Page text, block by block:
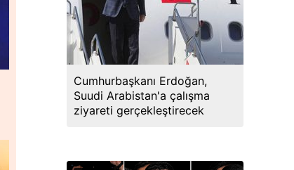
Cumhurbaşkanı Erdoğan,
Suudi Arabistan'a çalışma
ziyareti gerçekleştirecek